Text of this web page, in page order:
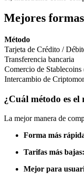
Derivados de
Futuros del USDC
Futuros que
Mejores
Método
Tarjeta de Crédito /
Transferencia bancaria
Comercio de
Intercambio de
¿Cuál método es el
La mejor manera de
Forma más
Tarifas más bajas:
Mejor para